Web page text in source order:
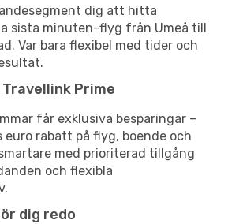
dig att hitta
sista minuten-flyg från Umeå till
Var bara flexibel med tider och
Prime
får exklusiva besparingar –
rabatt på flyg, boende och
med prioriterad tillgång
och flexibla
dig redo